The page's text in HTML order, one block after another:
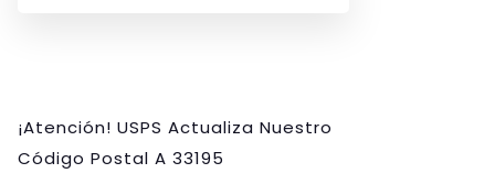
¡Atención! USPS Actualiza Nuestro
Código Postal A 33195